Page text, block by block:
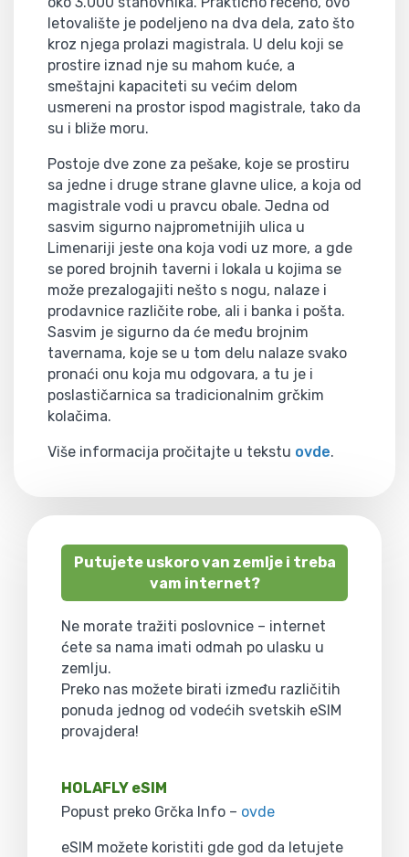
letovalište je podeljeno na dva dela, zato što
kroz njega prolazi magistrala. U delu koji se
prostire iznad nje su mahom kuće, a
smeštajni kapaciteti su većim delom
usmereni na prostor ispod magistrale, tako da
su i bliže moru.
Postoje dve zone za pešake, koje se prostiru
sa jedne i druge strane glavne ulice, a koja od
magistrale vodi u pravcu obale. Jedna od
sasvim sigurno najprometnijih ulica u
Limenariji jeste ona koja vodi uz more, a gde
se pored brojnih taverni i lokala u kojima se
može prezalogajiti nešto s nogu, nalaze i
prodavnice različite robe, ali i banka i pošta.
Sasvim je sigurno da će među brojnim
tavernama, koje se u tom delu nalaze svako
pronaći onu koja mu odgovara, a tu je i
poslastičarnica sa tradicionalnim grčkim
kolačima.
Više informacija pročitajte u tekstu ovde.
Putujete uskoro van zemlje i treba
vam internet?
Ne morate tražiti poslovnice – internet
ćete sa nama imati odmah po ulasku u
zemlju.
Preko nas možete birati između različitih
ponuda jednog od vodećih svetskih eSIM
provajdera!
HOLAFLY eSIM
Popust preko Grčka Info – ovde
eSIM možete koristiti gde god da letujete